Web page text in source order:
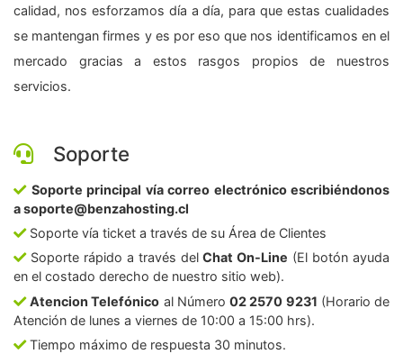
calidad, nos esforzamos día a día, para que estas cualidades
se mantengan firmes y es por eso que nos identificamos en el
mercado gracias a estos rasgos propios de nuestros
servicios.
Soporte
Soporte principal vía correo electrónico escribiéndonos
a soporte@benzahosting.cl
Soporte vía ticket a través de su Área de Clientes
Soporte rápido a través delChat On-Line (El botón ayuda
en el costado derecho de nuestro sitio web).
Atencion Telefónico al Número02 2570 9231 (Horario de
Atención de lunes a viernes de 10:00 a 15:00 hrs).
Tiempo máximo de respuesta 30 minutos.